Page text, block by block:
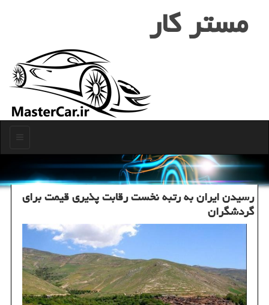
مستر كار
رسیدن ایران به رتبه نخست رقابت پذیری قیمت برای
گردشگران